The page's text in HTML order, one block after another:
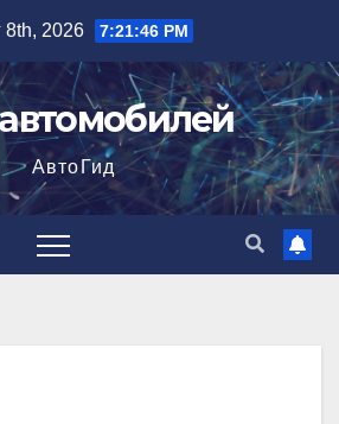
8th, 2026 7:21:47 PM
АвтоГид